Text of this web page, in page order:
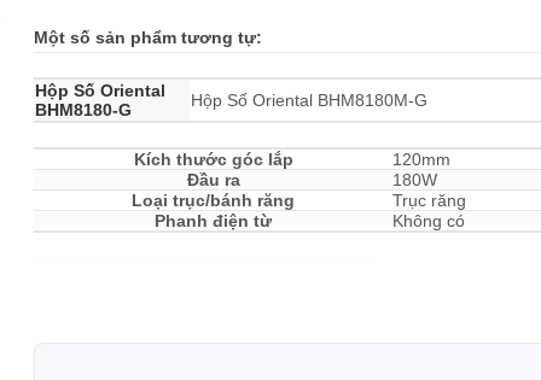
Một số sản phẩm tương tự:
Hộp Số Oriental
BHM8180-G
Hộp Số Oriental BHM8180M-G
Kích thước góc lắp
120mm
Đầu ra
180W
Loại trục/bánh răng
Trục răng
Phanh điện từ
Không có